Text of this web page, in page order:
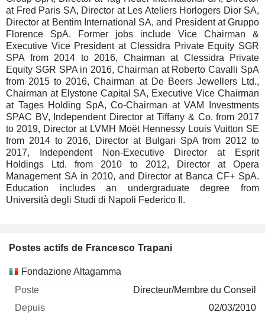
at Fred Paris SA, Director at Les Ateliers Horlogers Dior SA,
Director at Bentim International SA, and President at Gruppo
Florence SpA. Former jobs include Vice Chairman &
Executive Vice President at Clessidra Private Equity SGR
SPA from 2014 to 2016, Chairman at Clessidra Private
Equity SGR SPA in 2016, Chairman at Roberto Cavalli SpA
from 2015 to 2016, Chairman at De Beers Jewellers Ltd.,
Chairman at Elystone Capital SA, Executive Vice Chairman
at Tages Holding SpA, Co-Chairman at VAM Investments
SPAC BV, Independent Director at Tiffany & Co. from 2017
to 2019, Director at LVMH Moët Hennessy Louis Vuitton SE
from 2014 to 2016, Director at Bulgari SpA from 2012 to
2017, Independent Non-Executive Director at Esprit
Holdings Ltd. from 2010 to 2012, Director at Opera
Management SA in 2010, and Director at Banca CF+ SpA.
Education includes an undergraduate degree from
Università degli Studi di Napoli Federico II.
Postes actifs de Francesco Trapani
Sociétés Poste Début
Fondazione Altagamma
Directeur/Membre du Conseil
02/03/2010